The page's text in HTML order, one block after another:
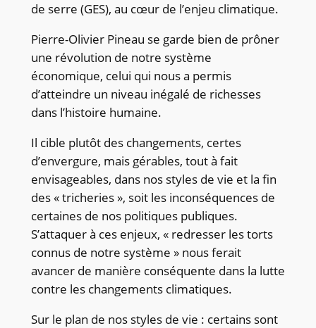
de serre (GES), au cœur de l’enjeu climatique.
Pierre-Olivier Pineau se garde bien de prôner
une révolution de notre système
économique, celui qui nous a permis
d’atteindre un niveau inégalé de richesses
dans l’histoire humaine.
Il cible plutôt des changements, certes
d’envergure, mais gérables, tout à fait
envisageables, dans nos styles de vie et la fin
des « tricheries », soit les inconséquences de
certaines de nos politiques publiques.
S’attaquer à ces enjeux, « redresser les torts
connus de notre système » nous ferait
avancer de manière conséquente dans la lutte
contre les changements climatiques.
Sur le plan de nos styles de vie : certains sont